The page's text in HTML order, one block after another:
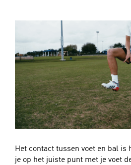
Het contact tussen voet en bal is
je op het juiste punt met je voet